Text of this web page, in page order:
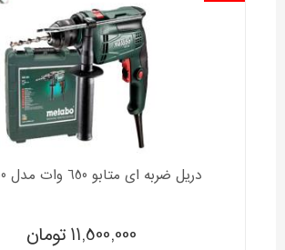
دریل ضربه ای متابو 650 وات مدل sbe 650
11,500,000 تومان